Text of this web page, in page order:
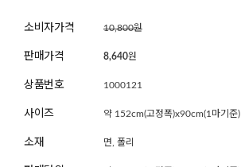
소비자가격 10,800원
판매가격 8,640원
상품번호 1000121
사이즈 약 152cm(고정폭)x90cm(1마기준)
소재 면, 폴리